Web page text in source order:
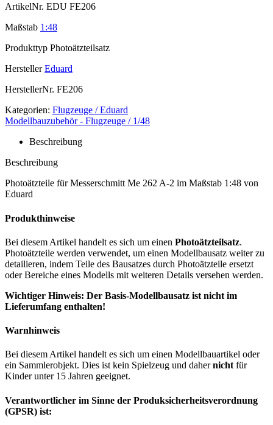
ArtikelNr. EDU FE206
Maßstab 1:48
Produkttyp Photoätzteilsatz
Hersteller Eduard
HerstellerNr. FE206
Kategorien: Flugzeuge / Eduard
Modellbauzubehör - Flugzeuge / 1/48
Beschreibung
Beschreibung
Photoätzteile für Messerschmitt Me 262 A-2 im Maßstab 1:48 von
Eduard
Produkthinweise
Bei diesem Artikel handelt es sich um einen Photoätzteilsatz.
Photoätzteile werden verwendet, um einen Modellbausatz weiter zu
detailieren, indem Teile des Bausatzes durch Photoätzteile ersetzt
oder Bereiche eines Modells mit weiteren Details versehen werden.
Wichtiger Hinweis: Der Basis-Modellbausatz ist nicht im
Lieferumfang enthalten!
Warnhinweis
Bei diesem Artikel handelt es sich um einen Modellbauartikel oder
ein Sammlerobjekt. Dies ist kein Spielzeug und dahernicht für
Kinder unter 15 Jahren geeignet.
Verantwortlicher im Sinne der Produksicherheitsverordnung
(GPSR) ist: